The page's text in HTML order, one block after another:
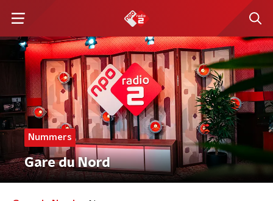
Nummers
Gare du Nord